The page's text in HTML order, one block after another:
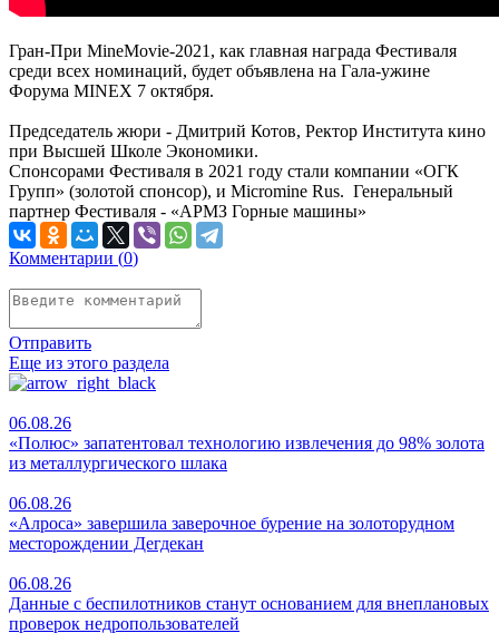
Гран-При MineMovie-2021, как главная награда Фестиваля
среди всех номинаций, будет объявлена на Гала-ужине
Форума MINEX 7 октября.
Председатель жюри - Дмитрий Котов, Ректор Института кино
при Высшей Школе Экономики.
Спонсорами Фестиваля в 2021 году стали компании «ОГК
Групп» (золотой спонсор), и Micromine Rus. Генеральный
партнер Фестиваля - «АРМЗ Горные машины»
Комментарии (0)
Отправить
Еще из этого раздела
06.08.26
«Полюс» запатентовал технологию извлечения до 98% золота
из металлургического шлака
06.08.26
«Алроса» завершила заверочное бурение на золоторудном
месторождении Дегдекан
06.08.26
Данные с беспилотников станут основанием для внеплановых
проверок недропользователей